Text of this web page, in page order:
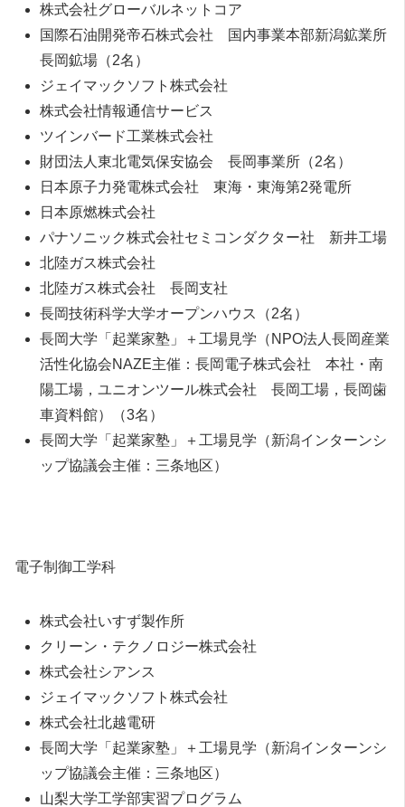
株式会社グローバルネットコア
国際石油開発帝石株式会社 国内事業本部新潟鉱業所
長岡鉱場（2名）
ジェイマックソフト株式会社
株式会社情報通信サービス
ツインバード工業株式会社
財団法人東北電気保安協会 長岡事業所（2名）
日本原子力発電株式会社 東海・東海第2発電所
日本原燃株式会社
パナソニック株式会社セミコンダクター社 新井工場
北陸ガス株式会社
北陸ガス株式会社 長岡支社
長岡技術科学大学オープンハウス（2名）
長岡大学「起業家塾」＋工場見学（NPO法人長岡産業
活性化協会NAZE主催：長岡電子株式会社 本社・南
陽工場，ユニオンツール株式会社 長岡工場，長岡歯
車資料館）（3名）
長岡大学「起業家塾」＋工場見学（新潟インターンシ
ップ協議会主催：三条地区）
電子制御工学科
株式会社いすず製作所
クリーン・テクノロジー株式会社
株式会社シアンス
ジェイマックソフト株式会社
株式会社北越電研
長岡大学「起業家塾」＋工場見学（新潟インターンシ
ップ協議会主催：三条地区）
山梨大学工学部実習プログラム